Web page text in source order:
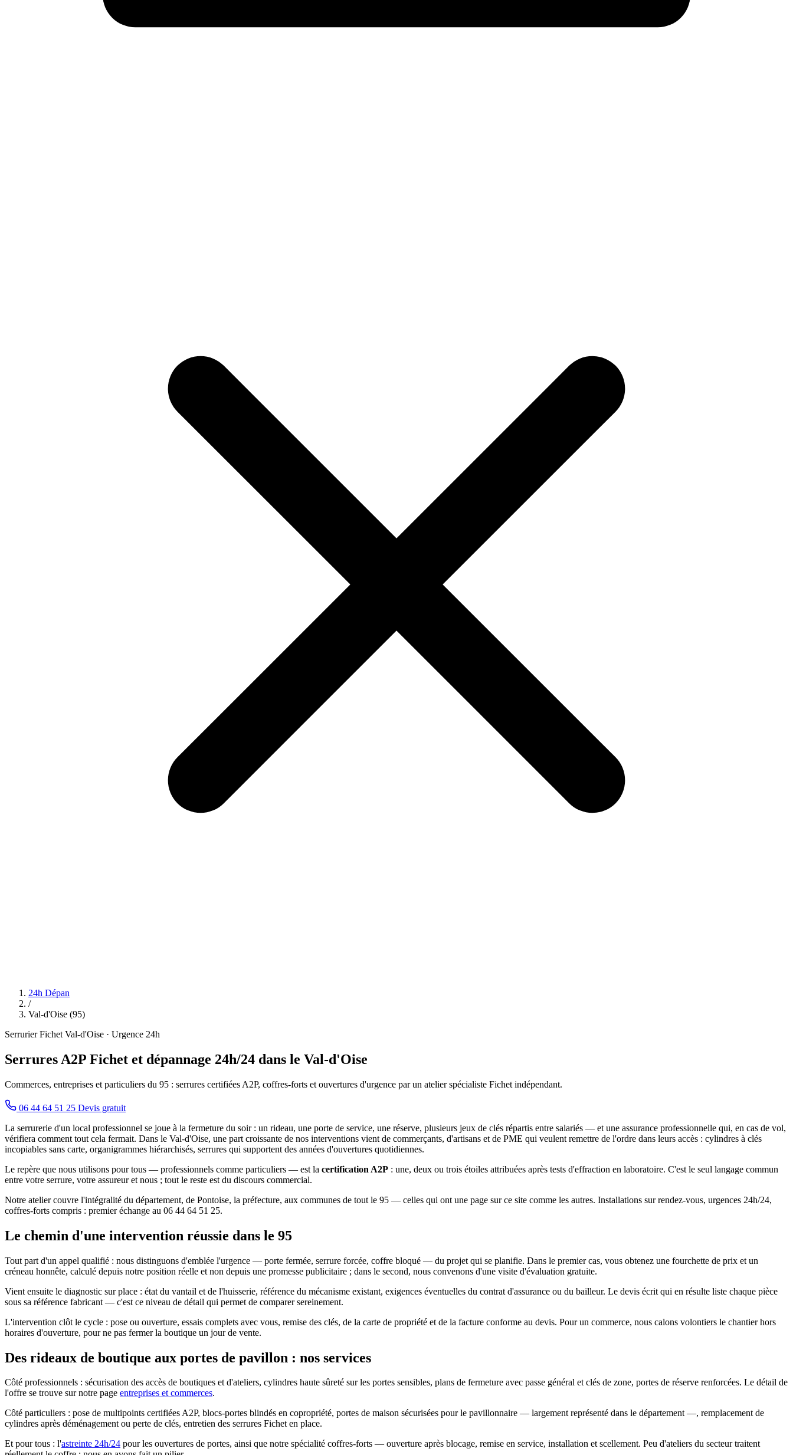
24h Dépan
/
Val-d'Oise (95)
Serrurier Fichet Val-d'Oise · Urgence 24h
Serrures A2P Fichet et dépannage 24h/24 dans le Val-d'Oise
Commerces, entreprises et particuliers du 95 : serrures certifiées A2P, coffres-forts et ouvertures d'urgence par un atelier spécialiste Fichet indépendant.
06 44 64 51 25 Devis gratuit
La serrurerie d'un local professionnel se joue à la fermeture du soir : un rideau, une porte de service, une réserve, plusieurs jeux de clés répartis entre salariés — et une assurance professionnelle qui, en cas de vol,
vérifiera comment tout cela fermait. Dans le Val-d'Oise, une part croissante de nos interventions vient de commerçants, d'artisans et de PME qui veulent remettre de l'ordre dans leurs accès : cylindres à clés
incopiables sans carte, organigrammes hiérarchisés, serrures qui supportent des années d'ouvertures quotidiennes.
Le repère que nous utilisons pour tous — professionnels comme particuliers — est la certification A2P : une, deux ou trois étoiles attribuées après tests d'effraction en laboratoire. C'est le seul langage commun
entre votre serrure, votre assureur et nous ; tout le reste est du discours commercial.
Notre atelier couvre l'intégralité du département, de Pontoise, la préfecture, aux communes de tout le 95 — celles qui ont une page sur ce site comme les autres. Installations sur rendez-vous, urgences 24h/24,
coffres-forts compris : premier échange au 06 44 64 51 25.
Le chemin d'une intervention réussie dans le 95
Tout part d'un appel qualifié : nous distinguons d'emblée l'urgence — porte fermée, serrure forcée, coffre bloqué — du projet qui se planifie. Dans le premier cas, vous obtenez une fourchette de prix et un
créneau honnête, calculé depuis notre position réelle et non depuis une promesse publicitaire ; dans le second, nous convenons d'une visite d'évaluation gratuite.
Vient ensuite le diagnostic sur place : état du vantail et de l'huisserie, référence du mécanisme existant, exigences éventuelles du contrat d'assurance ou du bailleur. Le devis écrit qui en résulte liste chaque pièce
sous sa référence fabricant — c'est ce niveau de détail qui permet de comparer sereinement.
L'intervention clôt le cycle : pose ou ouverture, essais complets avec vous, remise des clés, de la carte de propriété et de la facture conforme au devis. Pour un commerce, nous calons volontiers le chantier hors
horaires d'ouverture, pour ne pas fermer la boutique un jour de vente.
Des rideaux de boutique aux portes de pavillon : nos services
Côté professionnels : sécurisation des accès de boutiques et d'ateliers, cylindres haute sûreté sur les portes sensibles, plans de fermeture avec passe général et clés de zone, portes de réserve renforcées. Le détail de
l'offre se trouve sur notre page entreprises et commerces.
Côté particuliers : pose de multipoints certifiées A2P, blocs-portes blindés en copropriété, portes de maison sécurisées pour le pavillonnaire — largement représenté dans le département —, remplacement de
cylindres après déménagement ou perte de clés, entretien des serrures Fichet en place.
Et pour tous : l'astreinte 24h/24 pour les ouvertures de portes, ainsi que notre spécialité coffres-forts — ouverture après blocage, remise en service, installation et scellement. Peu d'ateliers du secteur traitent